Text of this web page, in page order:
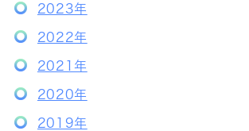
2023年
2022年
2021年
2020年
2019年